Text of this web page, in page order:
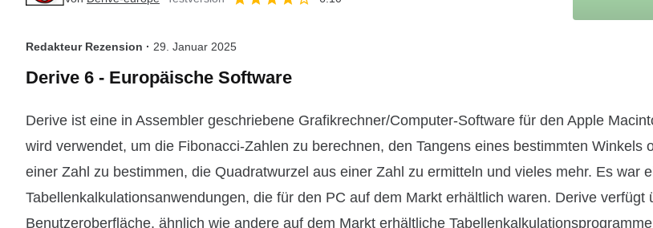
Redakteur Rezension · 29. Januar 2025
Derive 6 - Europäische Software
Derive ist eine in Assembler geschriebene Grafikrechner/Computer-Software für den Apple
wird verwendet, um die Fibonacci-Zahlen zu berechnen, den Tangens eines bestimmten Winkels
einer Zahl zu bestimmen, die Quadratwurzel aus einer Zahl zu ermitteln und vieles mehr. Es war
Tabellenkalkulationsanwendungen, die für den PC auf dem Markt erhältlich waren. Derive verfügt
Benutzeroberfläche, ähnlich wie andere auf dem Markt erhältliche